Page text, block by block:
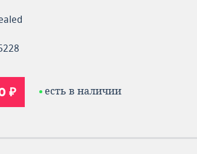
₽ есть в наличии